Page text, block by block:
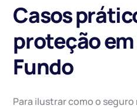
Casos
proteção
Fundo
Para ilustrar como o